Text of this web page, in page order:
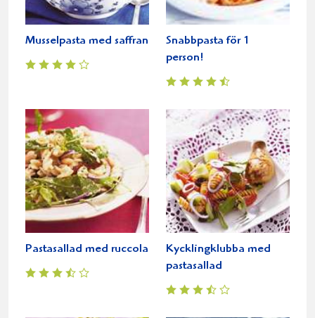
Musselpasta med saffran
Snabbpasta för 1
person!
Pastasallad med ruccola
Kycklingklubba med
pastasallad